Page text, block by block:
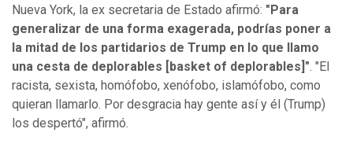
Nueva York, la ex secretaria de Estado afirmó: "Para
generalizar de una forma exagerada, podrías poner a
la mitad de los partidarios de Trump en lo que llamo
una cesta de deplorables [basket of deplorables]". "El
racista, sexista, homófobo, xenófobo, islamófobo, como
quieran llamarlo. Por desgracia hay gente así y él (Trump)
los despertó", afirmó.